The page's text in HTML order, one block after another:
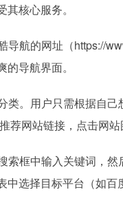
核心服务。
导航的网址（https://
导航界面。
类。用户只需根据自
荐网站链接，点击网
索框中输入关键词，
选择目标平台（如